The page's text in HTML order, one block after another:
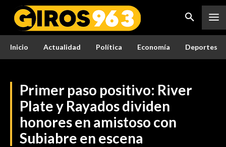
Inicio Actualidad Política Economía Deportes
Primer paso positivo: River
Plate y Rayados dividen
honores en amistoso con
Subiabre en escena